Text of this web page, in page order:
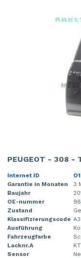
PEUGEOT - 308 -
Internet ID
Garantie in Monaten
3
Baujahr
OE-nummer
Zustand
Klassifizierungscode A3
Ausführung
Fahrzeugfarbe
Lacknr.A
Sensor